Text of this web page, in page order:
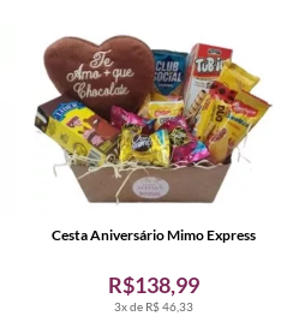
3x de R$ 46,33
R$138,99
Cesta Aniversário Mimo Express